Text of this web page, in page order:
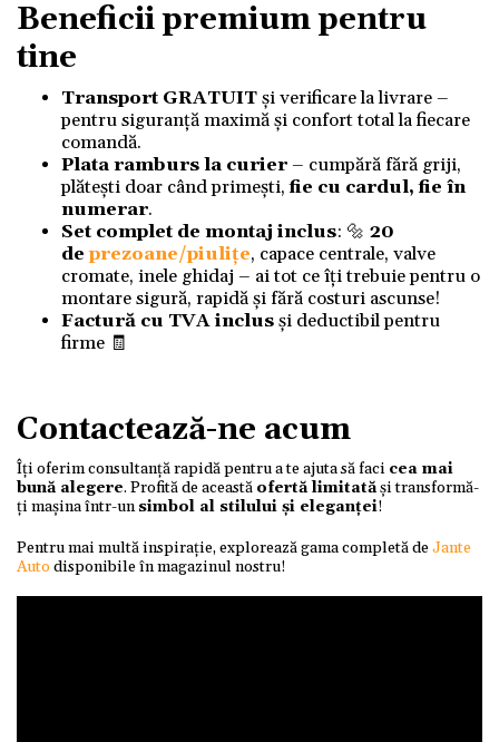
Beneficii premium pentru
tine
Transport GRATUITși verificare la livrare –
pentru siguranță maximă și confort total la fiecare
comandă.
Plata ramburs la curier– cumpără fără griji,
plătești doar când primești,fie cu cardul, fie în
numerar.
Set complet de montaj inclus: 🔩 20
deprezoane/piulițe, capace centrale, valve
cromate, inele ghidaj – ai tot ce îți trebuie pentru o
montare sigură, rapidă și fără costuri ascunse!
Factură cu TVA inclusși deductibil pentru
firme 🧾
Contactează-ne acum
Îți oferim consultanță rapidă pentru a te ajuta să faci cea mai
bună alegere. Profită de această ofertă limitatăși transformă-
ți mașina într-unsimbol al stilului și eleganței!
Pentru mai multă inspirație, explorează gama completă deJante
Autodisponibile în magazinul nostru!